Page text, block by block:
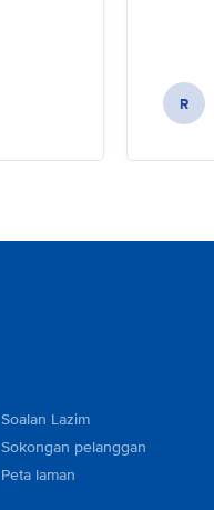
R
Soalan Lazim
Sokongan pelanggan
Peta laman